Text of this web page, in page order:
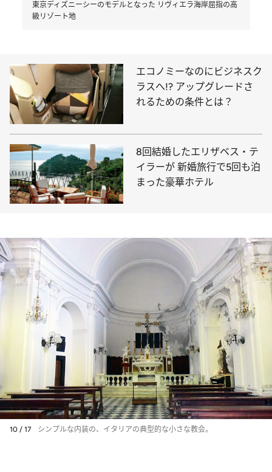
東京ディズニーシーのモデルとなった リヴィエラ海岸屈指の高
級リゾート地
エコノミーなのにビジネスク
ラスへ!? アップグレードさ
れるための条件とは？
8回結婚したエリザベス・テ
イラーが 新婚旅行で5回も泊
まった豪華ホテル
10 / 17 シンプルな内装の、イタリアの典型的な小さな教会。